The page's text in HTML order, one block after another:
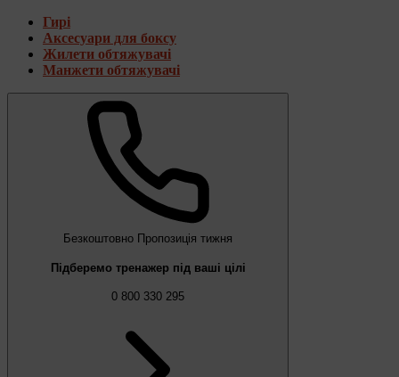
Гирі
Аксесуари для боксу
Жилети обтяжувачі
Манжети обтяжувачі
Безкоштовно Пропозиція тижня
Підберемо тренажер під ваші цілі
0 800 330 295